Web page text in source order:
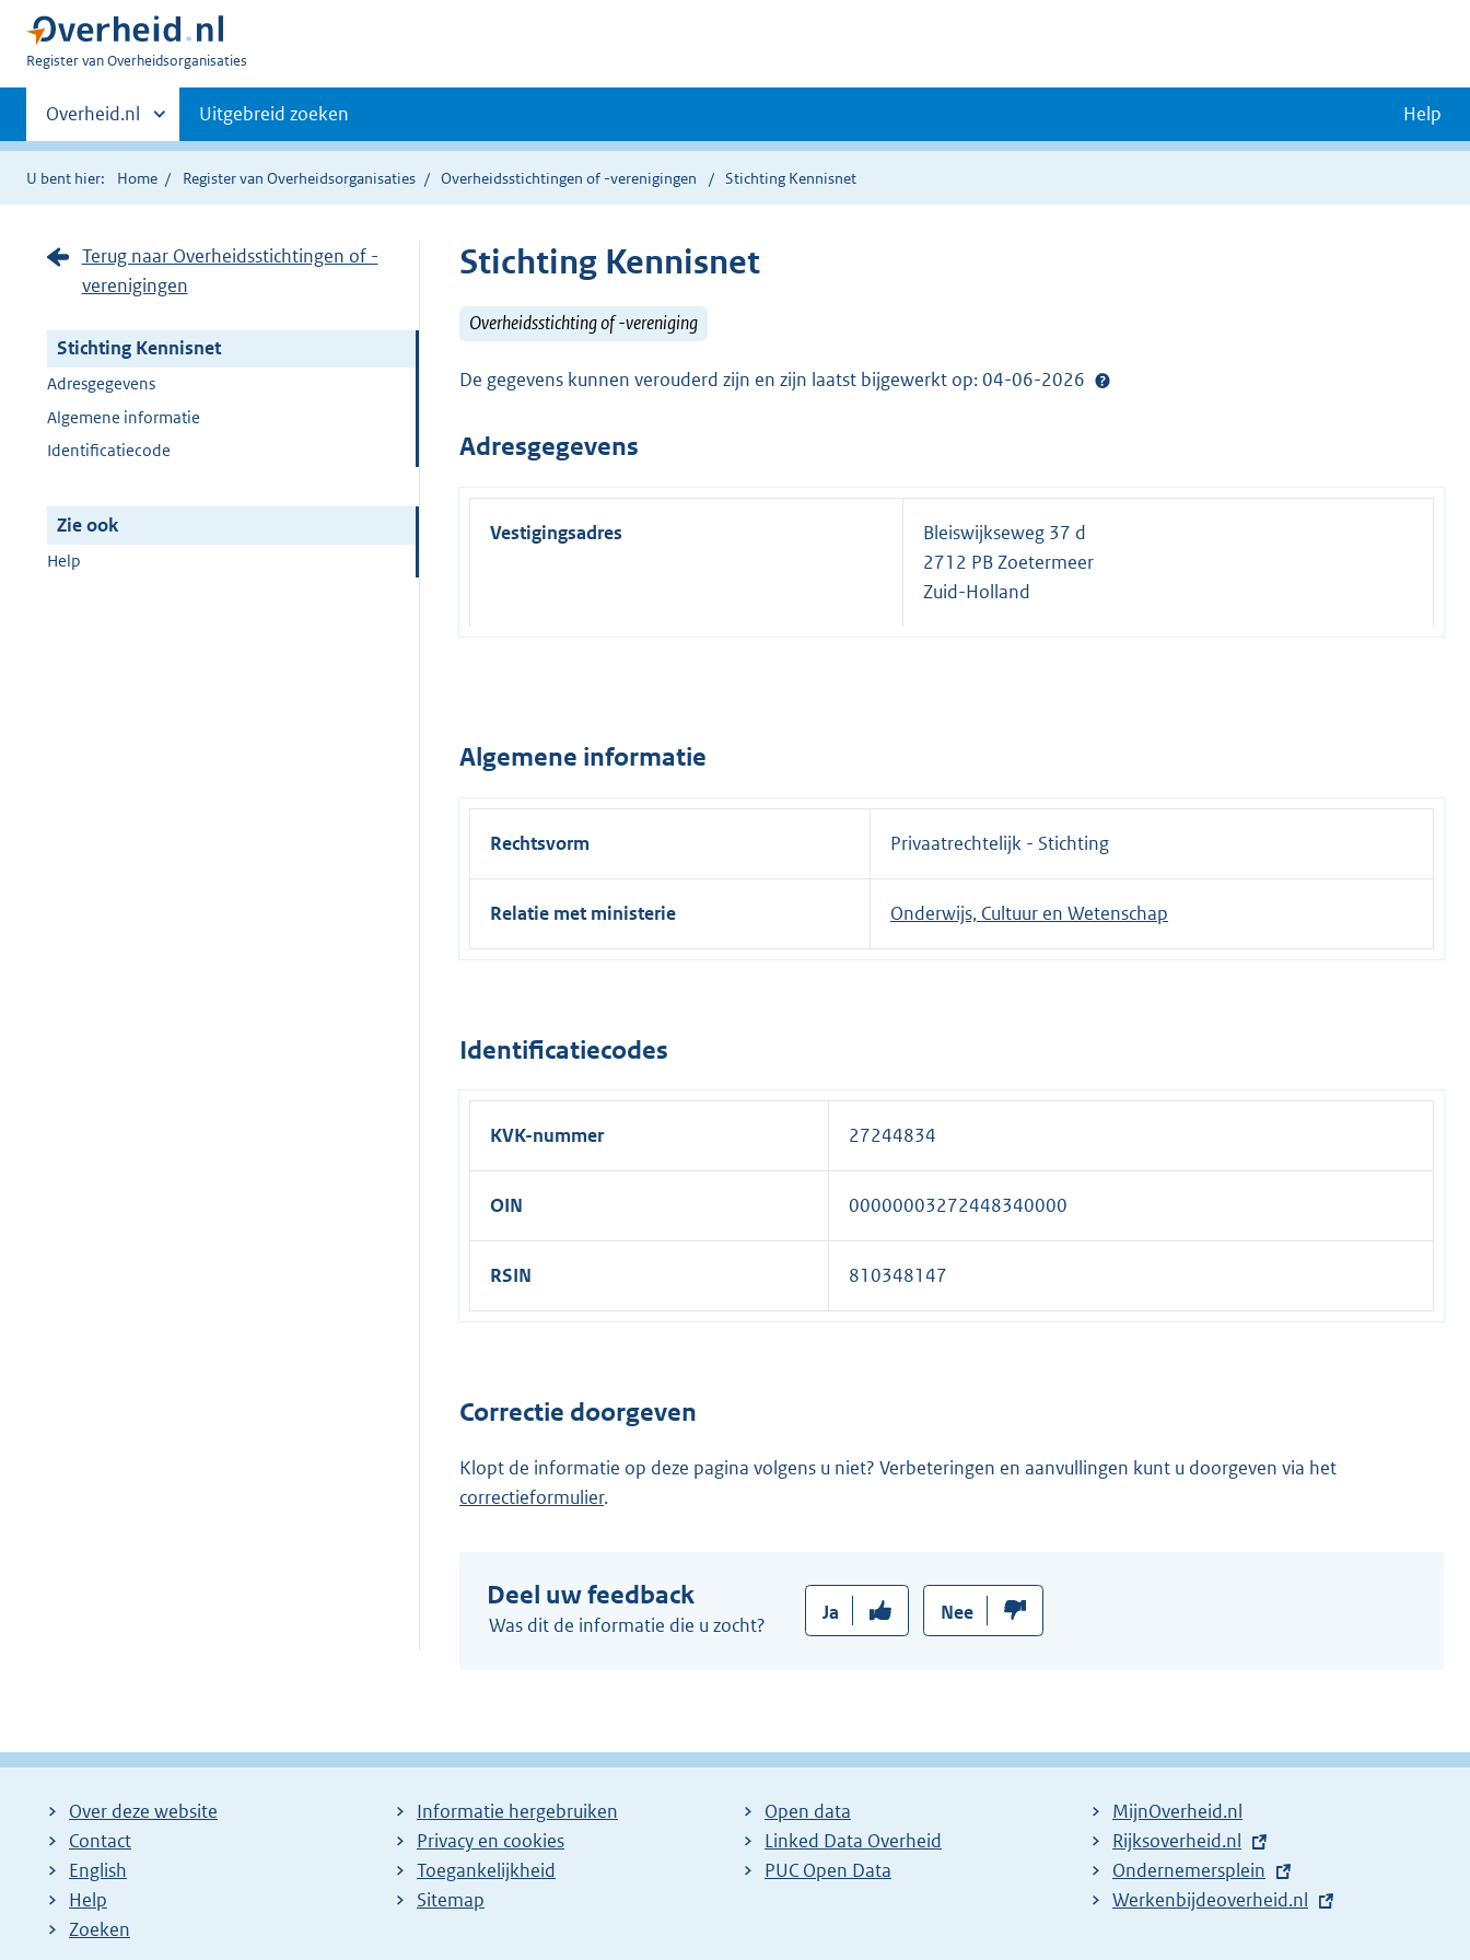
U
Register van Overheidsorganisaties
Primaire
navigatie
Andere
sites
binnen
Overheid.nl Uitgebreid zoeken Help
U bent hier: Home Register van Overheidsorganisaties Overheidsstichtingen of -verenigingen Stichting Kennisnet
Terug naar Overheidsstichtingen of -
verenigingen
Stichting Kennisnet
Adresgegevens
Algemene informatie
Identificatiecode
Zie ook
Help
Stichting Kennisnet
Overheidsstichting of -vereniging
De gegevens kunnen verouderd zijn en zijn laatst bijgewerkt op: 04-06-2026
Adresgegevens
Vestigingsadres
Bleiswijkseweg 37 d
2712 PB Zoetermeer
Zuid-Holland
Algemene informatie
Rechtsvorm Privaatrechtelijk - Stichting
Relatie met ministerie Onderwijs, Cultuur en Wetenschap
Identificatiecodes
KVK-nummer 27244834
OIN 00000003272448340000
RSIN 810348147
Correctie doorgeven
Klopt de informatie op deze pagina volgens u niet? Verbeteringen en aanvullingen kunt u doorgeven via het
correctieformulier.
Deel uw feedback
Was dit de informatie die u zocht?
Ja Nee
Over deze website
Contact
English
Help
Zoeken
Informatie hergebruiken
Privacy en cookies
Toegankelijkheid
Sitemap
Open data
Linked Data Overheid
PUC Open Data
MijnOverheid.nl
E
x
t
Rijksoverheid.nl
E
x
Ondernemersplein
E
Werkenbijdeoverheid.nl